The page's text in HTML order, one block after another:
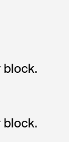
block.
block.